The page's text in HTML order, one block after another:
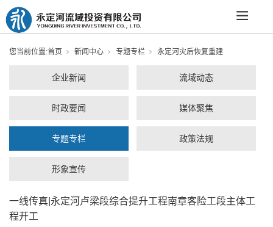
您当前位置:首页 新闻中心 专题专栏 永定河灾后恢复重建
企业新闻 流域动态
时政要闻 媒体聚焦
专题专栏 政策法规
形象宣传
一线传真|永定河卢梁段综合提升工程南章客险工段主体工
程开工